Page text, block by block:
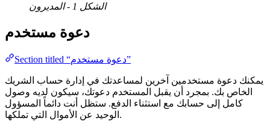
الشكل 1 - المديرون
دعوة مستخدم
Section titled “دعوة مستخدم”
يمكنك دعوة مستخدمين آخرين لمساعدتك في إدارة حساب الشريك
الخاص بك. بمجرد أن يقبل المستخدم دعوتك، سيكون لديه وصول
كامل إلى حسابك مع استثناء الدفع. ستظل أنت دائماً المسؤول
الوحيد عن الأموال التي تملكها.